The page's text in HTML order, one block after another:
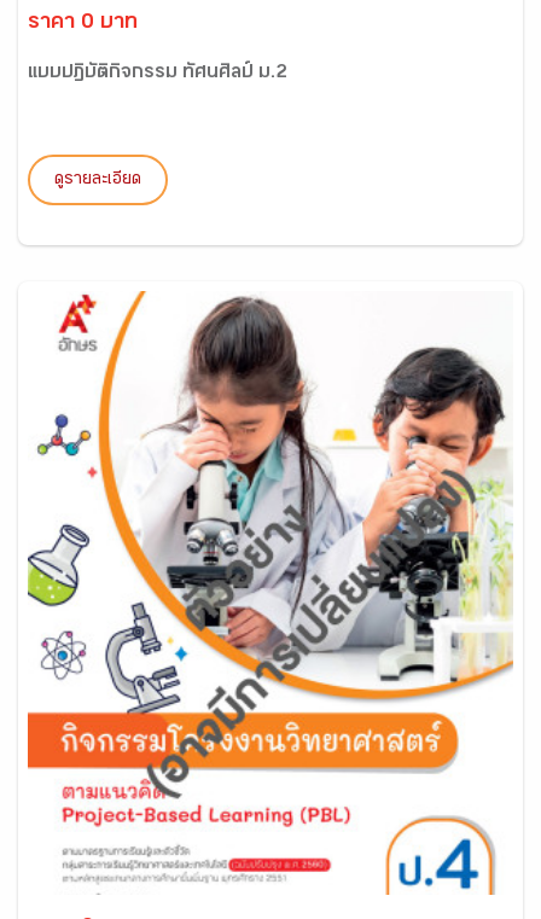
ราคา 0 บาท
แบบปฏิบัติกิจกรรม ทัศนศิลป์ ม.2
ดูรายละเอียด